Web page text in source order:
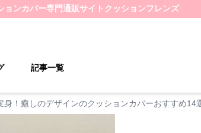
ョンカバー専門通販サイト クッションフレンズ
記事一覧
身！癒しのデザインのクッションカバーおすすめ14